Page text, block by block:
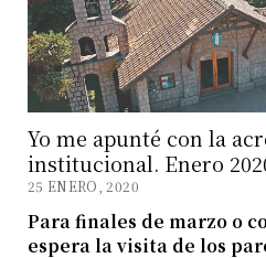
Yo me apunté con la
institucional. Enero
25 ENERO, 2020
Para finales de marzo o
espera la visita de los